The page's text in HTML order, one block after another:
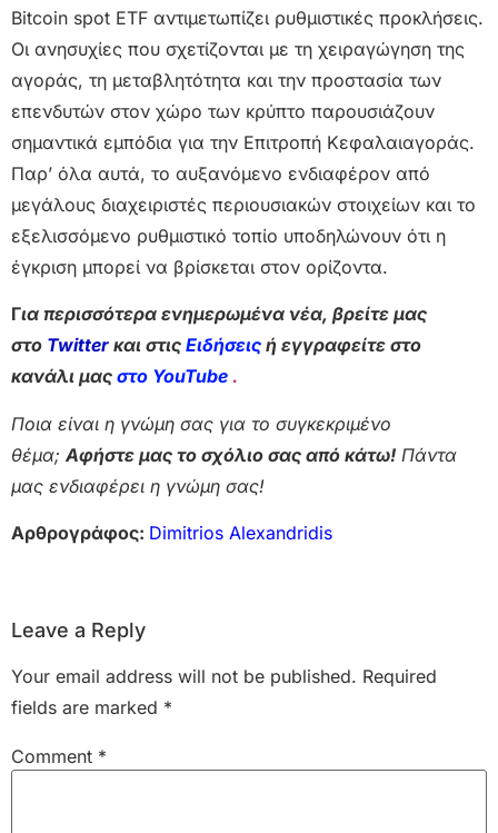
Bitcoin spot ETF αντιμετωπίζει ρυθμιστικές προκλήσεις.
Οι ανησυχίες που σχετίζονται με τη χειραγώγηση της
αγοράς, τη μεταβλητότητα και την προστασία των
επενδυτών στον χώρο των κρύπτο παρουσιάζουν
σημαντικά εμπόδια για την Επιτροπή Κεφαλαιαγοράς.
Παρ’ όλα αυτά, το αυξανόμενο ενδιαφέρον από
μεγάλους διαχειριστές περιουσιακών στοιχείων και το
εξελισσόμενο ρυθμιστικό τοπίο υποδηλώνουν ότι η
έγκριση μπορεί να βρίσκεται στον ορίζοντα.
Για περισσότερα ενημερωμένα νέα, βρείτε μας
στο Twitter και στις Ειδήσεις ή εγγραφείτε στο
κανάλι μας στο YouTube .
Ποια είναι η γνώμη σας για το συγκεκριμένο
θέμα; Αφήστε μας το σχόλιο σας από κάτω! Πάντα
μας ενδιαφέρει η γνώμη σας!
Αρθρογράφος: Dimitrios Alexandridis
Leave a Reply
Your email address will not be published. Required
fields are marked *
Comment *